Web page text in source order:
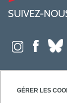
GÉRER LES
SUIVEZ-